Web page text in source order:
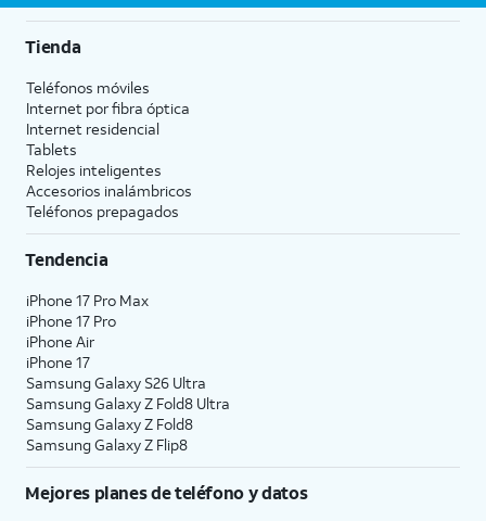
Tienda
Teléfonos móviles
Internet por fibra óptica
Internet residencial
Tablets
Relojes inteligentes
Accesorios inalámbricos
Teléfonos prepagados
Tendencia
iPhone 17 Pro Max
iPhone 17 Pro
iPhone Air
iPhone 17
Samsung Galaxy S26 Ultra
Samsung Galaxy Z Fold8 Ultra
Samsung Galaxy Z Fold8
Samsung Galaxy Z Flip8
Mejores planes de teléfono y datos